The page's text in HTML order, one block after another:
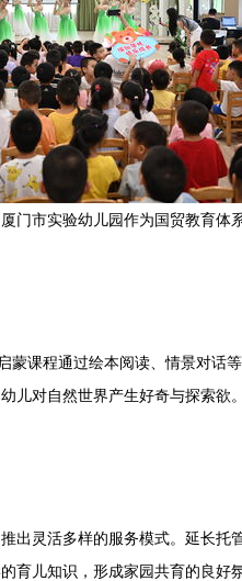
市实验幼儿园作为国贸教育体
课程通过绘本阅读、情景对
对自然世界产生好奇与探索欲
灵活多样的服务模式。延长
儿知识，形成家园共育的良